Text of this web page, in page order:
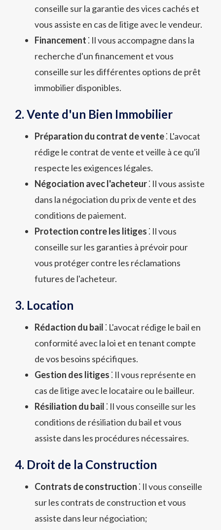
conseille sur la garantie des vices cachés et
vous assiste en cas de litige avec le vendeur.
Financement ⁚ Il vous accompagne dans la
recherche d'un financement et vous
conseille sur les différentes options de prêt
immobilier disponibles.
2. Vente d'un Bien Immobilier
Préparation du contrat de vente⁚ L'avocat
rédige le contrat de vente et veille à ce qu'il
respecte les exigences légales.
Négociation avec l'acheteur⁚ Il vous assiste
dans la négociation du prix de vente et des
conditions de paiement.
Protection contre les litiges ⁚ Il vous
conseille sur les garanties à prévoir pour
vous protéger contre les réclamations
futures de l'acheteur.
3. Location
Rédaction du bail ⁚ L'avocat rédige le bail en
conformité avec la loi et en tenant compte
de vos besoins spécifiques.
Gestion des litiges ⁚ Il vous représente en
cas de litige avec le locataire ou le bailleur.
Résiliation du bail ⁚ Il vous conseille sur les
conditions de résiliation du bail et vous
assiste dans les procédures nécessaires.
4. Droit de la Construction
Contrats de construction ⁚ Il vous conseille
sur les contrats de construction et vous
assiste dans leur négociation;